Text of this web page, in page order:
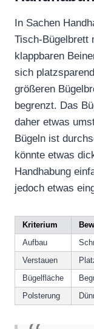
In Sachen
Tisch-Bügelbrett
klappbaren
sich
größeren
begrenzt. Das
daher etwas
Bügeln ist
könnte etwas
Handhabung
jedoch etwas
Kriterium
Aufbau
Verstauen
Bügelfläche
Polsterung